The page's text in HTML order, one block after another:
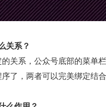
关系？
关系，公众号底部的菜单
了，两者可以完美绑定结